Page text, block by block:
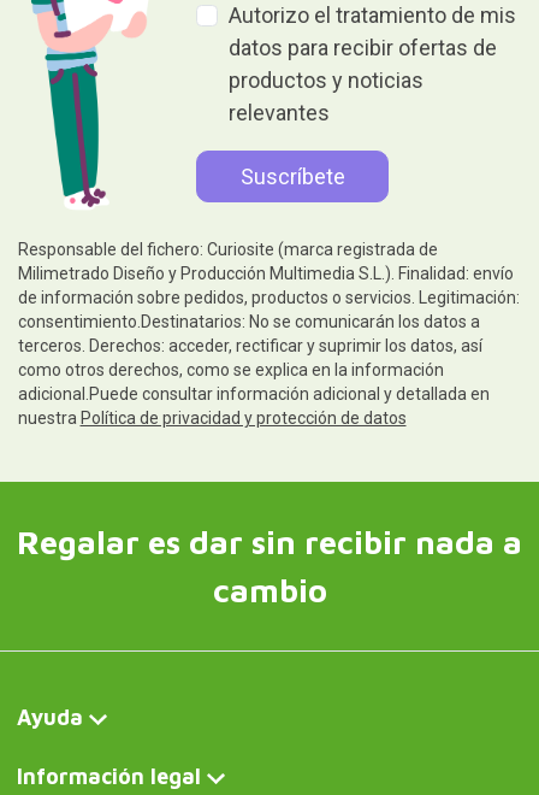
Autorizo el tratamiento de mis
datos para recibir ofertas de
productos y noticias
relevantes
Responsable del fichero: Curiosite (marca registrada de
Milimetrado Diseño y Producción Multimedia S.L.). Finalidad: envío
de información sobre pedidos, productos o servicios. Legitimación:
consentimiento.Destinatarios: No se comunicarán los datos a
terceros. Derechos: acceder, rectificar y suprimir los datos, así
como otros derechos, como se explica en la información
adicional.Puede consultar información adicional y detallada en
nuestra Política de privacidad y protección de datos
Regalar es dar sin recibir nada a
cambio
Ayuda
Información legal